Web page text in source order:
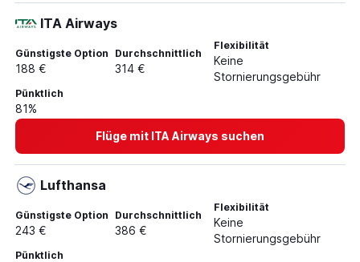
ITA Airways
Günstigste Option
188 €
Durchschnittlich
314 €
Flexibilität
Keine
Stornierungsgebühr
Pünktlich
81%
Flüge mit ITA Airways suchen
Lufthansa
Günstigste Option
243 €
Durchschnittlich
386 €
Flexibilität
Keine
Stornierungsgebühr
Pünktlich